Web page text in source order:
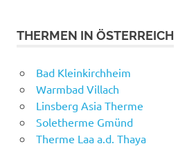
THERMEN IN ÖSTERREICH
Bad Kleinkirchheim
Warmbad Villach
Linsberg Asia Therme
Soletherme Gmünd
Therme Laa a.d. Thaya